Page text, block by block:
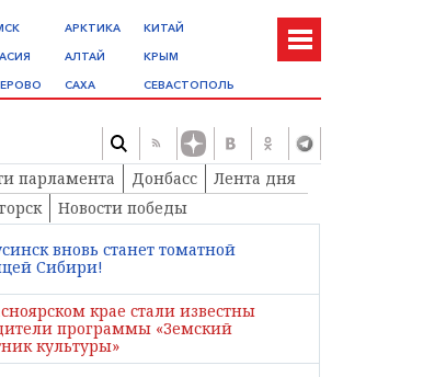
АРКТИКА
АЛТАЙ
САХА
КИТАЙ
КРЫМ
СЕВАСТОПОЛЬ
парламента Донбасс
Лента дня
Новости победы
вновь станет томатной
Сибири!
крае стали известны
программы «Земский
культуры»